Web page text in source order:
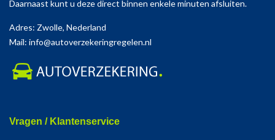
Daarnaast kunt u deze direct binnen enkele minuten afsluiten.
Adres: Zwolle, Nederland
Mail: info@autoverzekeringregelen.nl
Vragen / Klantenservice